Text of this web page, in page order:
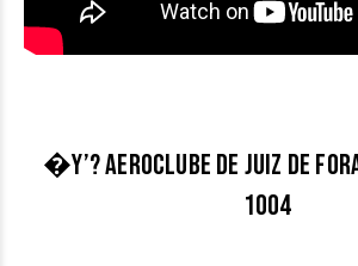
�Y’? Aeroclube de Juiz de
1004